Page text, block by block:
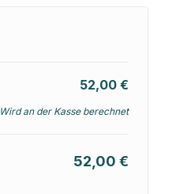
52,00 €
Wird an der Kasse berechnet
52,00 €